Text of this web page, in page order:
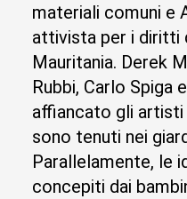
materiali comuni e
attivista per i diritti
Mauritania. Derek
Rubbi, Carlo Spiga
affiancato gli
sono tenuti nei
Parallelamente, le
concepiti dai